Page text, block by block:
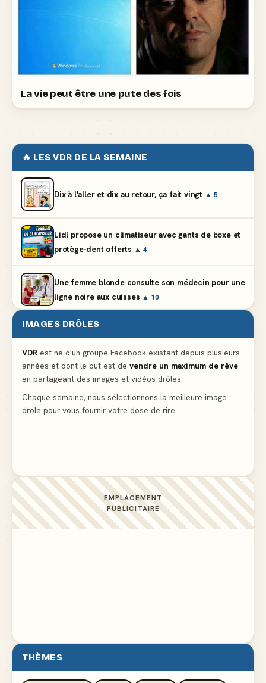
La vie peut être une pute des fois
🔥 LES VDR DE LA SEMAINE
Dix à l'aller et dix au retour, ça fait vingt ▲ 5
Lidl propose un climatiseur avec gants de boxe et
protège-dent offerts ▲ 4
Une femme blonde consulte son médecin pour une
ligne noire aux cuisses ▲ 10
Le problème cardiaque du médecin ▲ 6
La voisine en bikini pour que le mari tonde la
pelouse
IMAGES DRÔLES
VDR est né d'un groupe Facebook existant depuis plusieurs
années et dont le but est de vendre un maximum de rêve
en partageant des images et vidéos drôles.
Chaque semaine, nous sélectionnons la meilleure image
drole pour vous fournir votre dose de rire.
EMPLACEMENT
PUBLICITAIRE
THÈMES